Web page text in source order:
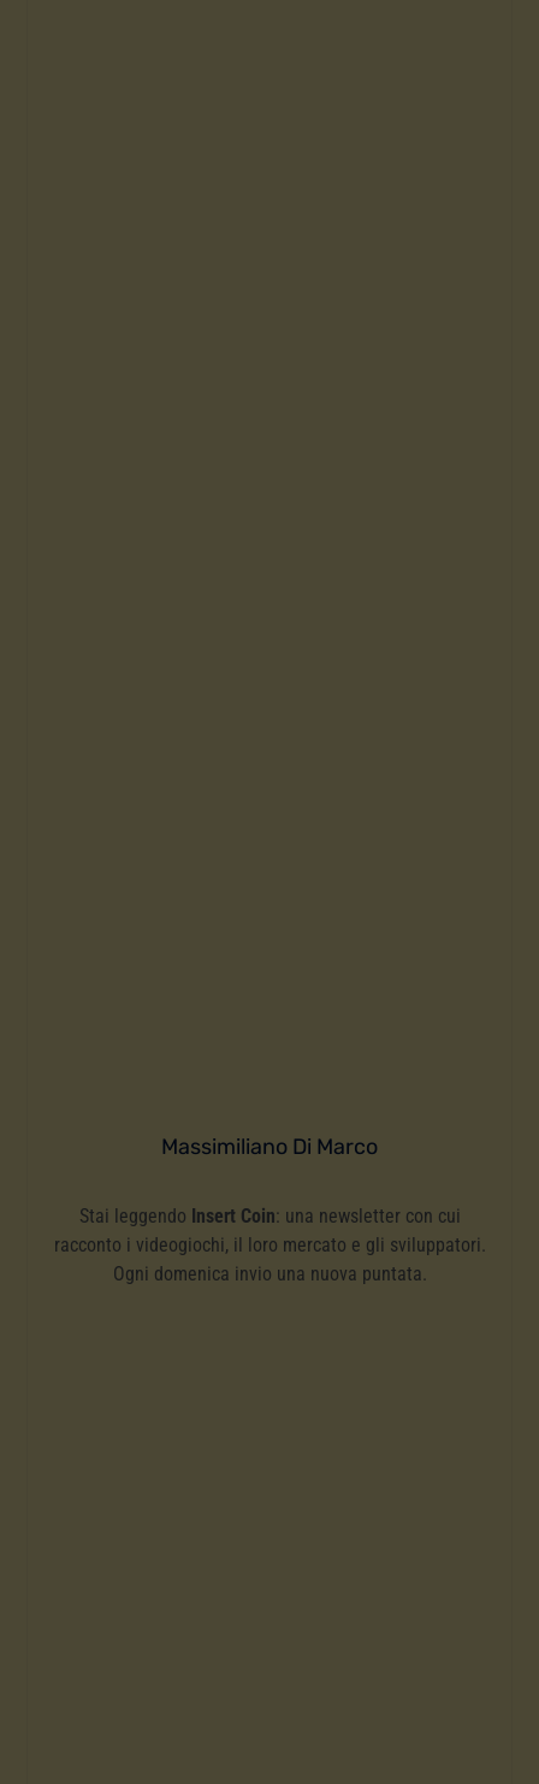
Massimiliano Di Marco
Stai leggendo Insert Coin: una newsletter con cui
racconto i videogiochi, il loro mercato e gli sviluppatori.
Ogni domenica invio una nuova puntata.